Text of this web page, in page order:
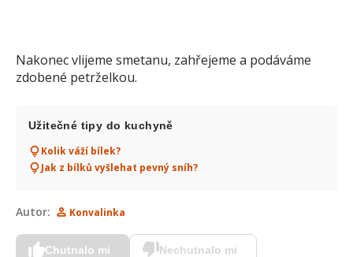
Nakonec vlijeme smetanu, zahřejeme a podáváme
zdobené petrželkou.
Užitečné tipy do kuchyně
Kolik váží bílek?
Jak z bílků vyšlehat pevný sníh?
Autor: Konvalinka
Chutnalo mi Nechutnalo mi